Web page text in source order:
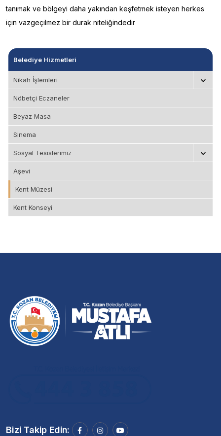
Belediye Hizmetleri
Nikah İşlemleri
Nöbetçi Eczaneler
Beyaz Masa
Sinema
Sosyal Tesislerimiz
Aşevi
Kent Müzesi
Kent Konseyi
tanımak ve bölgeyi daha yakından keşfetmek isteyen herkes
için vazgeçilmez bir durak niteliğindedir
Bizi Takip Edin: